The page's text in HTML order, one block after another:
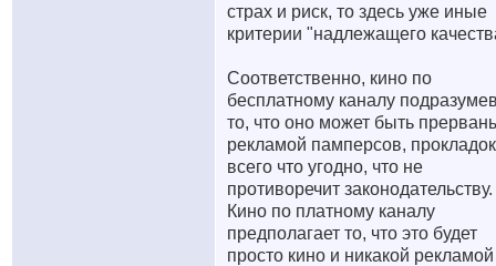
страх и риск, то здесь уже иные
критерии "надлежащего
Соответственно, кино по
бесплатному каналу
то, что оно может быть
рекламой памперсов,
всего что угодно, что не
противоречит законодательству.
Кино по платному каналу
предполагает то, что это будет
просто кино и никакой рекламой